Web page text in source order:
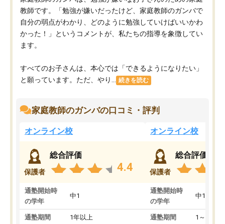
教師です。「勉強が嫌いだったけど、家庭教師のガンバで
自分の弱点がわかり、どのように勉強していけばいいかわ
かった！」というコメントが、私たちの指導を象徴してい
ます。
すべてのお子さんは、本心では「できるようになりたい」
と願っています。ただ、やり... 続きを読む
家庭教師のガンバの口コミ・評判
オンライン校
保護者
総合評価
4.4
通塾開始時
の学年
中1
通塾期間 1年以上
オンライン校
保護者
総合評価
通塾開始時
の学年
中1
通塾期間 1～3ヵ月